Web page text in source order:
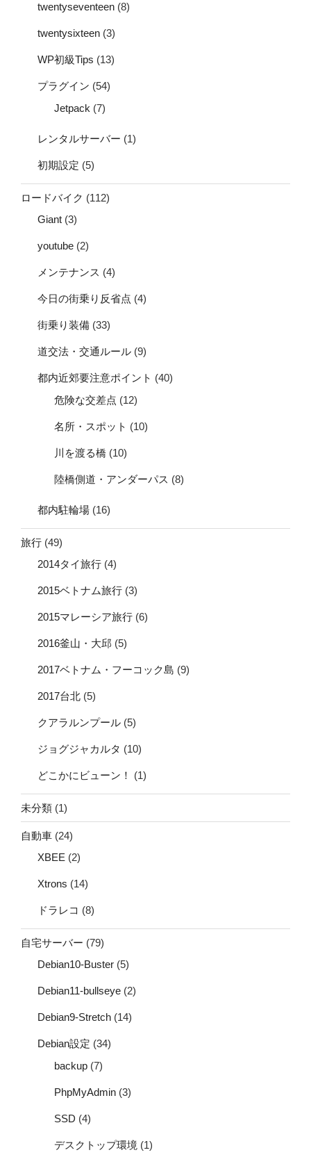
twentyseventeen (8)
twentysixteen (3)
WP初級Tips (13)
プラグイン (54)
Jetpack (7)
レンタルサーバー (1)
初期設定 (5)
ロードバイク (112)
Giant (3)
youtube (2)
メンテナンス (4)
今日の街乗り反省点 (4)
街乗り装備 (33)
道交法・交通ルール (9)
都内近郊要注意ポイント (40)
危険な交差点 (12)
名所・スポット (10)
川を渡る橋 (10)
陸橋側道・アンダーパス (8)
都内駐輪場 (16)
旅行 (49)
2014タイ旅行 (4)
2015ベトナム旅行 (3)
2015マレーシア旅行 (6)
2016釜山・大邱 (5)
2017ベトナム・フーコック島 (9)
2017台北 (5)
クアラルンプール (5)
ジョグジャカルタ (10)
どこかにビューン！ (1)
未分類 (1)
自動車 (24)
XBEE (2)
Xtrons (14)
ドラレコ (8)
自宅サーバー (79)
Debian10-Buster (5)
Debian11-bullseye (2)
Debian9-Stretch (14)
Debian設定 (34)
backup (7)
PhpMyAdmin (3)
SSD (4)
デスクトップ環境 (1)